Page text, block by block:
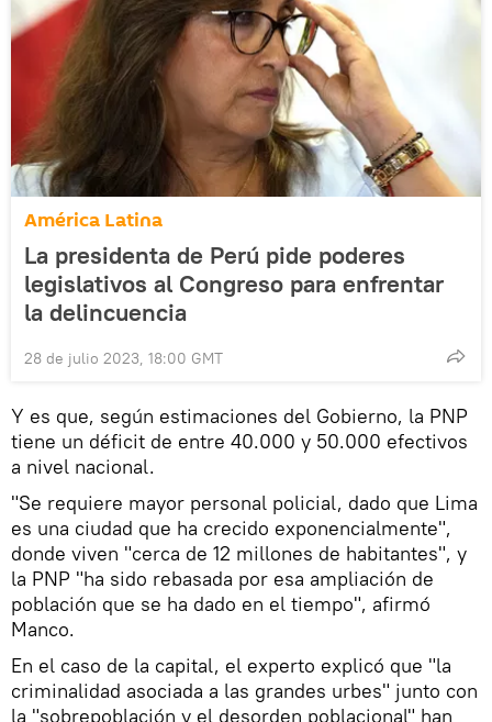
América Latina
La presidenta de Perú pide poderes
legislativos al Congreso para enfrentar
la delincuencia
28 de julio 2023, 18:00 GMT
Y es que, según estimaciones del Gobierno, la PNP
tiene un déficit de entre 40.000 y 50.000 efectivos
a nivel nacional.
"Se requiere mayor personal policial, dado que Lima
es una ciudad que ha crecido exponencialmente",
donde viven "cerca de 12 millones de habitantes", y
la PNP "ha sido rebasada por esa ampliación de
población que se ha dado en el tiempo", afirmó
Manco.
En el caso de la capital, el experto explicó que "la
criminalidad asociada a las grandes urbes" junto con
la "sobrepoblación y el desorden poblacional" han